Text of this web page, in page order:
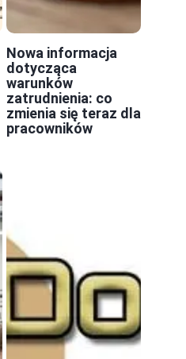
Nowa informacja
dotycząca
warunków
zatrudnienia: co
zmienia się teraz dla
pracowników